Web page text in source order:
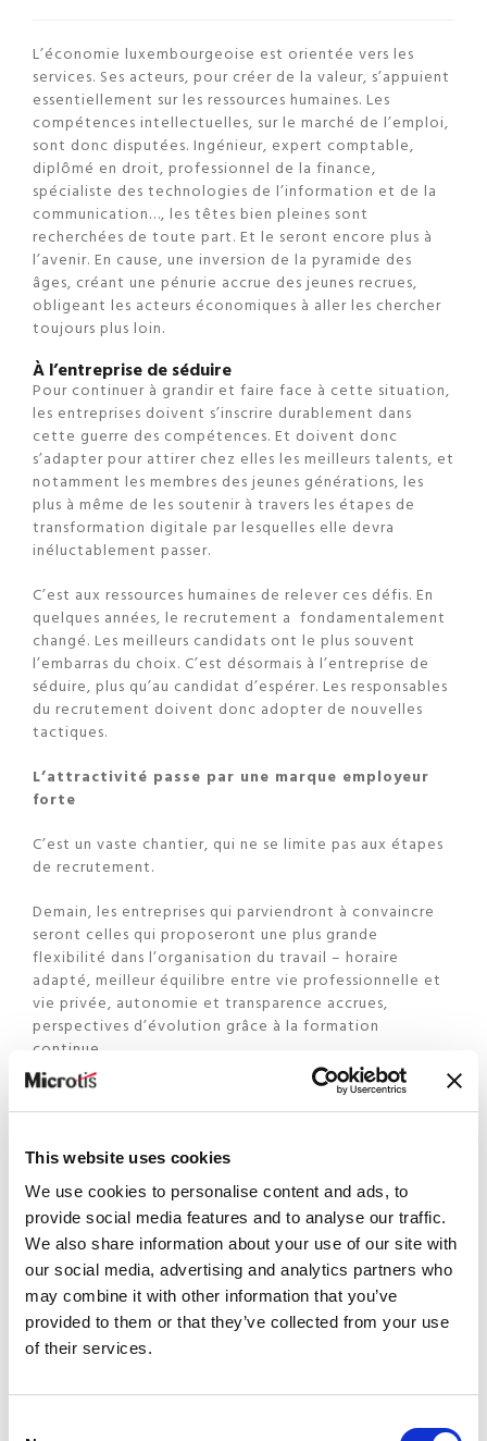
This website uses cookies
We use cookies to personalise content and ads, to
provide social media features and to analyse our traffic.
We also share information about your use of our site with
our social media, advertising and analytics partners who
may combine it with other information that you’ve
provided to them or that they’ve collected from your use
of their services.
L’économie luxembourgeoise est orientée vers les
services. Ses acteurs, pour créer de la valeur, s’appuient
essentiellement sur les ressources humaines. Les
compétences intellectuelles, sur le marché de l’emploi,
sont donc disputées. Ingénieur, expert comptable,
diplômé en droit, professionnel de la finance,
spécialiste des technologies de l’information et de la
communication…, les têtes bien pleines sont
recherchées de toute part. Et le seront encore plus à
l’avenir. En cause, une inversion de la pyramide des
âges, créant une pénurie accrue des jeunes recrues,
obligeant les acteurs économiques à aller les chercher
toujours plus loin.
À l’entreprise de séduire
Pour continuer à grandir et faire face à cette situation,
les entreprises doivent s’inscrire durablement dans
cette guerre des compétences. Et doivent donc
s’adapter pour attirer chez elles les meilleurs talents, et
notamment les membres des jeunes générations, les
plus à même de les soutenir à travers les étapes de
transformation digitale par lesquelles elle devra
inéluctablement passer.
C’est aux ressources humaines de relever ces défis. En
quelques années, le recrutement a fondamentalement
changé. Les meilleurs candidats ont le plus souvent
l’embarras du choix. C’est désormais à l’entreprise de
séduire, plus qu’au candidat d’espérer. Les responsables
du recrutement doivent donc adopter de nouvelles
tactiques.
L’attractivité passe par une marque employeur
forte
C’est un vaste chantier, qui ne se limite pas aux étapes
de recrutement.
Demain, les entreprises qui parviendront à convaincre
seront celles qui proposeront une plus grande
flexibilité dans l’organisation du travail – horaire
adapté, meilleur équilibre entre vie professionnelle et
vie privée, autonomie et transparence accrues,
perspectives d’évolution grâce à la formation
continue.
Ces éléments, propres à l’organisation de l’entreprise,
doivent permettre de renforcer la marque employeur.
appartient de la mettre en œuvre et de l’entretenir.
Une marque employeur forte constitue désormais le
principal levier d’attraction des talents.
Mieux appréhender les canaux de communication
Il faut évidemment faire ressentir les valeurs vécues au
sein de l’entreprise à l’extérieur. Les ressources
les jeunes candidats. L’entreprise, sa culture, l’ambiance